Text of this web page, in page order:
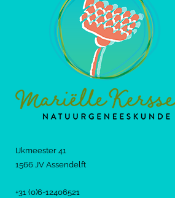
IJkmeester 41
1566 JV Assendelft
+31 (0)6-12406521